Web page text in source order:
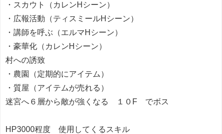
・スカウト（カレンHシーン）
・広報活動（ティスミールHシーン）
・講師を呼ぶ（エルマHシーン）
・豪華化（カレンHシーン）
村への誘致
・農園（定期的にアイテム）
・質屋（アイテムが売れる）
迷宮へ６層から敵が強くなる １０F でボス
HP3000程度 使用してくるスキル